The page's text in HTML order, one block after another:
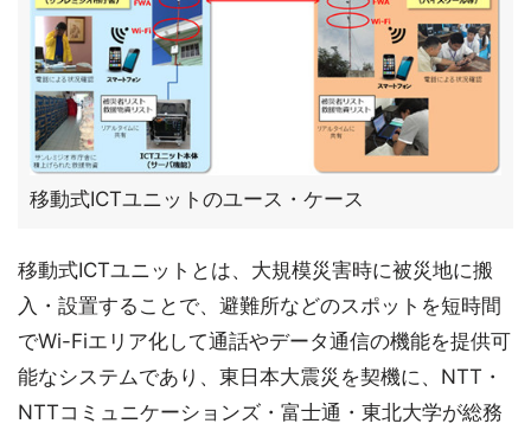
移動式ICTユニットのユース・ケース
移動式ICTユニットとは、大規模災害時に被災地に搬
入・設置することで、避難所などのスポットを短時間
でWi-Fiエリア化して通話やデータ通信の機能を提供可
能なシステムであり、東日本大震災を契機に、NTT・
NTTコミュニケーションズ・富士通・東北大学が総務